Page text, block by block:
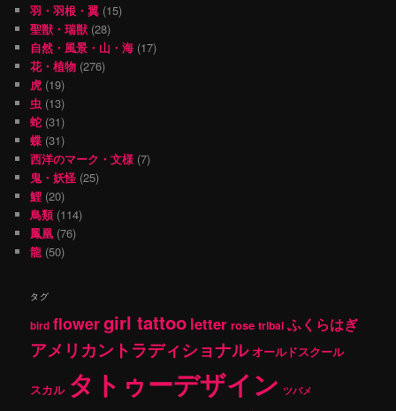
羽・羽根・翼 (15)
聖獣・瑞獣 (28)
自然・風景・山・海 (17)
花・植物 (276)
虎 (19)
虫 (13)
蛇 (31)
蝶 (31)
西洋のマーク・文様 (7)
鬼・妖怪 (25)
鯉 (20)
鳥類(114)
鳳凰 (76)
龍 (50)
タグ
bird flowergirl tattoo letter rose tribal ふくらはぎ
アメリカントラディショナル オールドスクール
スカル タトゥーデザイン ツバメ